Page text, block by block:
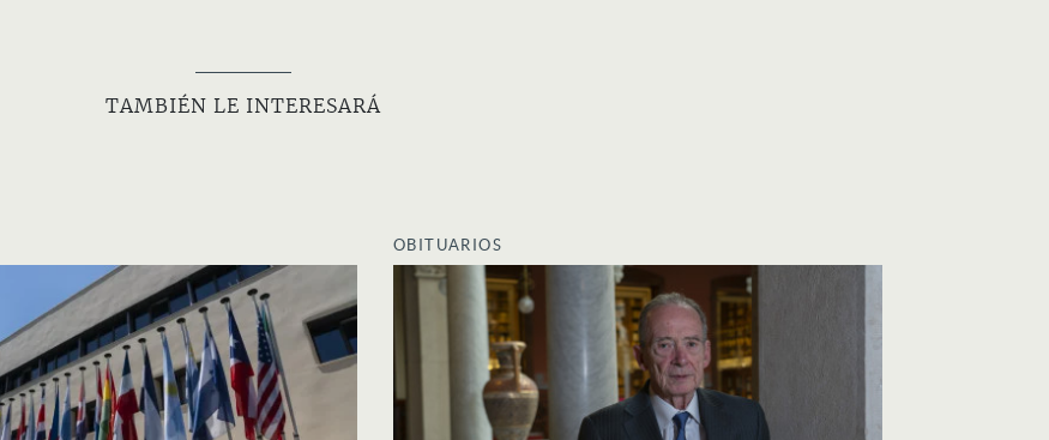
TAMBIÉN LE INTERESARÁ
OBITUARIOS